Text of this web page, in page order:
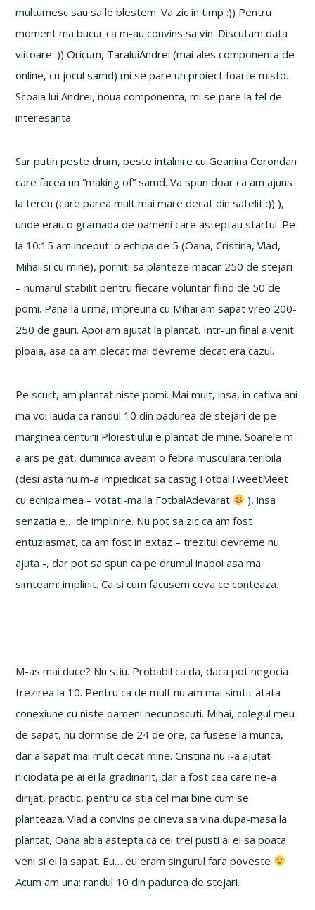
multumesc sau sa le blestem. Va zic in timp :)) Pentru
moment ma bucur ca m-au convins sa vin. Discutam data
viitoare :)) Oricum, TaraluiAndrei (mai ales componenta de
online, cu jocul samd) mi se pare un proiect foarte misto.
Scoala lui Andrei, noua componenta, mi se pare la fel de
interesanta.
Sar putin peste drum, peste intalnire cu Geanina Corondan
care facea un “making of” samd. Va spun doar ca am ajuns
la teren (care parea mult mai mare decat din satelit :)) ),
unde erau o gramada de oameni care asteptau startul. Pe
la 10:15 am inceput: o echipa de 5 (Oana, Cristina, Vlad,
Mihai si cu mine), porniti sa planteze macar 250 de stejari
– numarul stabilit pentru fiecare voluntar fiind de 50 de
pomi. Pana la urma, impreuna cu Mihai am sapat vreo 200-
250 de gauri. Apoi am ajutat la plantat. Intr-un final a venit
ploaia, asa ca am plecat mai devreme decat era cazul.
Pe scurt, am plantat niste pomi. Mai mult, insa, in cativa ani
ma voi lauda ca randul 10 din padurea de stejari de pe
marginea centurii Ploiestiului e plantat de mine. Soarele m-
a ars pe gat, duminica aveam o febra musculara teribila
(desi asta nu m-a impiedicat sa castig FotbalTweetMeet
cu echipa mea – votati-ma la FotbalAdevarat
), insa
senzatia e… de implinire. Nu pot sa zic ca am fost
entuziasmat, ca am fost in extaz – trezitul devreme nu
ajuta -, dar pot sa spun ca pe drumul inapoi asa ma
simteam: implinit. Ca si cum facusem ceva ce conteaza.
M-as mai duce? Nu stiu. Probabil ca da, daca pot negocia
trezirea la 10. Pentru ca de mult nu am mai simtit atata
conexiune cu niste oameni necunoscuti. Mihai, colegul meu
de sapat, nu dormise de 24 de ore, ca fusese la munca,
dar a sapat mai mult decat mine. Cristina nu i-a ajutat
niciodata pe ai ei la gradinarit, dar a fost cea care ne-a
dirijat, practic, pentru ca stia cel mai bine cum se
planteaza. Vlad a convins pe cineva sa vina dupa-masa la
plantat, Oana abia astepta ca cei trei pusti ai ei sa poata
veni si ei la sapat. Eu… eu eram singurul fara poveste
Acum am una: randul 10 din padurea de stejari.